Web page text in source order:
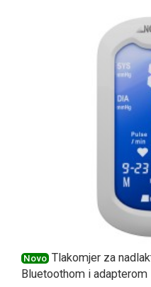
Novo Tlakomjer za
Bluetoothom i adapterom